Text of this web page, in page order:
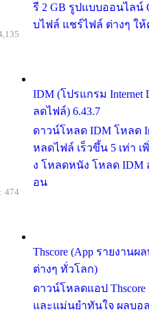
รี 2 GB รูปแบบออนไลน์
บไฟล์ แชร์ไฟล์ ต่างๆ ใ
IDM (โปรแกรม Internet
ลดไฟล์) 6.43.7
ดาวน์โหลด IDM โหลด
หลดไฟล์ เร็วขึ้น 5 เท่า
ง โหลดหนัง โหลด IDM
อน
Thscore (App รายงาน
ต่างๆ ทั่วโลก)
ดาวน์โหลดแอป
และแม่นยำทันใจ ผลบอ
474